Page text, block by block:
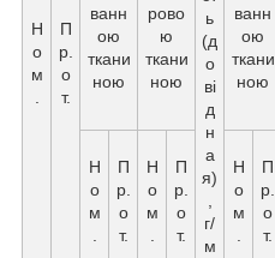
ь
(д
о
ві
д
н
а
я)
г/
м
Н
о
м
П
р.
о
т.
ванн
ою
ткани
ною
рово
ю
ткани
ною
ванн
ою
ткани
ною
Н
о
м
П
р.
о
т.
Н
о
м
П
р.
о
т.
Н
о
м
П
р.
о
т.